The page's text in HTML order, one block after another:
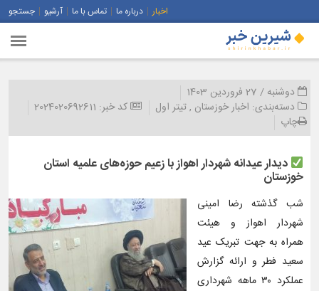
اخبار درباره ما تماس با ما آرشیو جستجو
دوشنبه / 27 فروردین 1403
دسته‌بندی: اخبار خوزستان ,تیتر اول کد خبر: 2024020692611
چاپ
دیدار عیدانه شهردار اهواز با زعیم حوزه‌های علمیه استان
خوزستان
شب گذشته رضا امینی
شهردار اهواز و هیئت
همراه به جهت تبریک عید
سعید فطر و ارائه گزارش
عملکرد ۳۰ ماهه شهرداری